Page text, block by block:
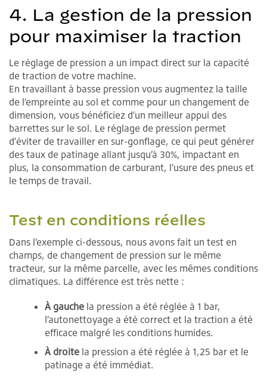
4. La gestion de la pression
pour maximiser la traction
Le réglage de pression a un impact direct sur la capacité
de traction de votre machine.
En travaillant à basse pression vous augmentez la taille
de l’empreinte au sol et comme pour un changement de
dimension, vous bénéficiez d’un meilleur appui des
barrettes sur le sol. Le réglage de pression permet
d’éviter de travailler en sur-gonflage, ce qui peut générer
des taux de patinage allant jusqu’à 30%, impactant en
plus, la consommation de carburant, l’usure des pneus et
le temps de travail.
Test en conditions réelles
Dans l’exemple ci-dessous, nous avons fait un test en
champs, de changement de pression sur le même
tracteur, sur la même parcelle, avec les mêmes conditions
climatiques. La différence est très nette :
À gauche la pression a été réglée à 1 bar,
l’autonettoyage a été correct et la traction a été
efficace malgré les conditions humides.
À droite la pression a été réglée à 1,25 bar et le
patinage a été immédiat.